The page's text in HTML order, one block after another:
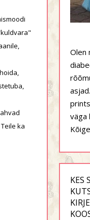
ka
Olen
väga
KES